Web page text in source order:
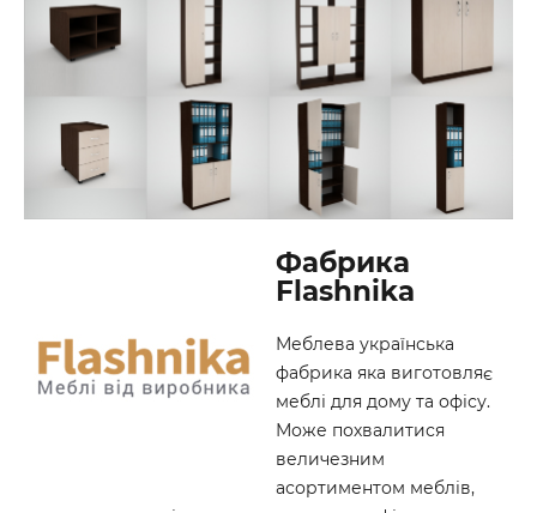
Фабрика
Flashnika
Меблева українська
фабрика яка виготовляє
меблі для дому та офісу.
Може похвалитися
величезним
асортиментом меблів,